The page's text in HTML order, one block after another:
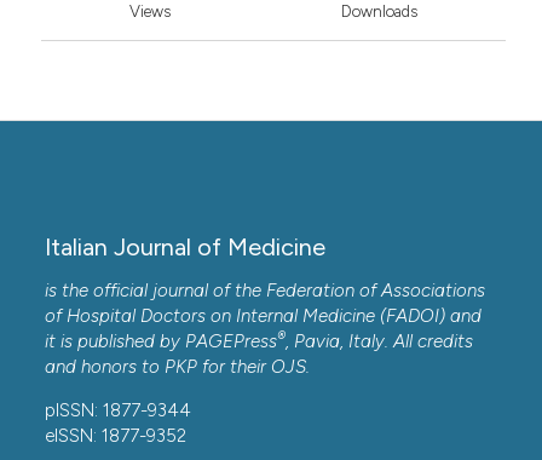
Views Downloads
Italian Journal of Medicine
is the official journal of the Federation of Associations
of Hospital Doctors on Internal Medicine (FADOI) and
it is published by PAGEPress®, Pavia, Italy. All credits
and honors to PKP for their OJS.
pISSN: 1877-9344
eISSN: 1877-9352